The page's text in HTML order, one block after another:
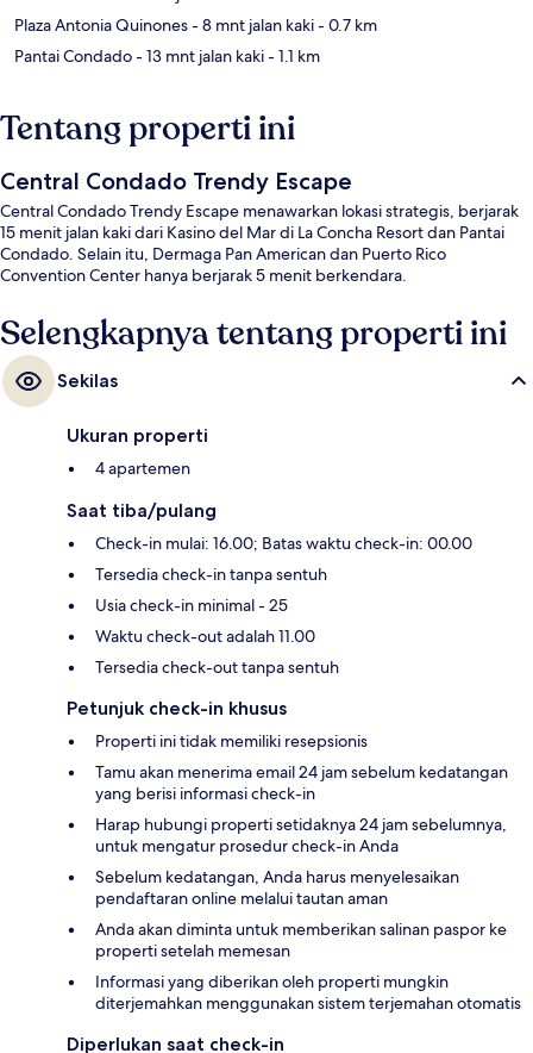
Plaza Antonia Quinones- 8 mnt jalan kaki- 0.7 km
Pantai Condado- 13 mnt jalan kaki- 1.1 km
Tentang properti ini
Central Condado Trendy Escape
Central Condado Trendy Escape menawarkan lokasi strategis, berjarak
15 menit jalan kaki dari Kasino del Mar di La Concha Resort dan Pantai
Condado. Selain itu, Dermaga Pan American dan Puerto Rico
Convention Center hanya berjarak 5 menit berkendara.
Selengkapnya tentang properti ini
Sekilas
Ukuran properti
4 apartemen
Saat tiba/pulang
Check-in mulai: 16.00; Batas waktu check-in: 00.00
Tersedia check-in tanpa sentuh
Usia check-in minimal - 25
Waktu check-out adalah 11.00
Tersedia check-out tanpa sentuh
Petunjuk check-in khusus
Properti ini tidak memiliki resepsionis
Tamu akan menerima email 24 jam sebelum kedatangan
yang berisi informasi check-in
Harap hubungi properti setidaknya 24 jam sebelumnya,
untuk mengatur prosedur check-in Anda
Sebelum kedatangan, Anda harus menyelesaikan
pendaftaran online melalui tautan aman
Anda akan diminta untuk memberikan salinan paspor ke
properti setelah memesan
Informasi yang diberikan oleh properti mungkin
diterjemahkan menggunakan sistem terjemahan otomatis
Diperlukan saat check-in